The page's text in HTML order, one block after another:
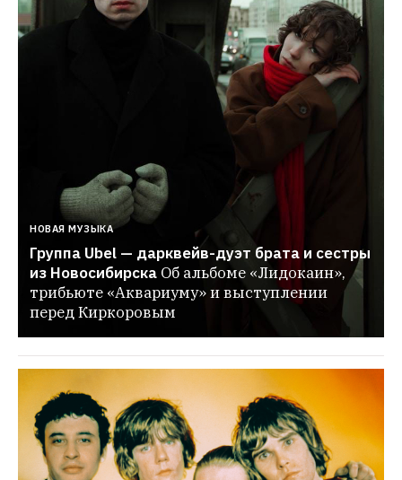
НОВАЯ МУЗЫКА
Группа Ubel — дарквейв-дуэт брата и сестры
из Новосибирска Об альбоме «Лидокаин»,
трибьюте «Аквариуму» и выступлении
перед Киркоровым